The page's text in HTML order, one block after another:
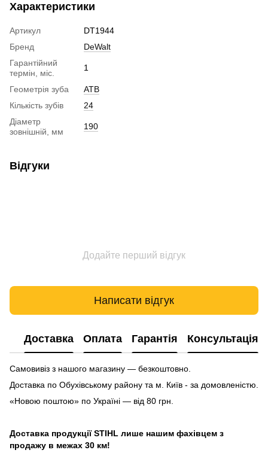
Характеристики
Артикул
DT1944
Бренд
DeWalt
Гарантійний
термін, міс.
1
Геометрія зуба
ATB
Кількість зубів
24
Діаметр
зовнішній, мм
190
Відгуки
Додайте перший відгук
Написати відгук
Доставка Оплата Гарантія Консультація
Самовивіз з нашого магазину — безкоштовно.
Доставка по Обухівському району та м. Київ - за домовленістю.
«Новою поштою» по Україні — від 80 грн.
Доставка продукції STIHL лише нашим фахівцем з
продажу в межах 30 км!